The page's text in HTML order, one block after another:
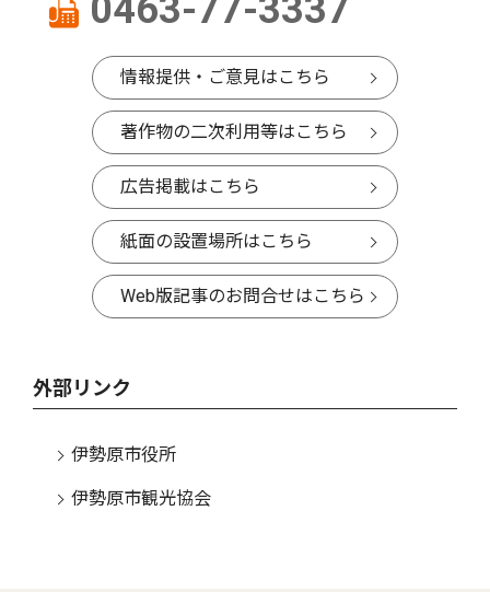
0463-77-3337
情報提供・ご意見はこちら
著作物の二次利用等はこちら
広告掲載はこちら
紙面の設置場所はこちら
Web版記事のお問合せはこちら
外部リンク
伊勢原市役所
伊勢原市観光協会